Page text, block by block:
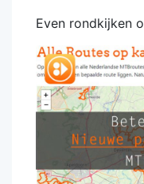
Even rondkijken